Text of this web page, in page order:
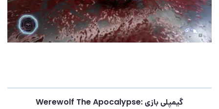
گیمپلی بازیWerewolf The Apocalypse: